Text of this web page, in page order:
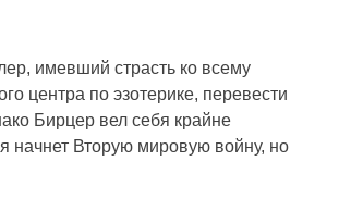
имевший страсть ко всему
центра по эзотерике, перевести
Бирцер вел себя крайне
начнет Вторую мировую войну, но